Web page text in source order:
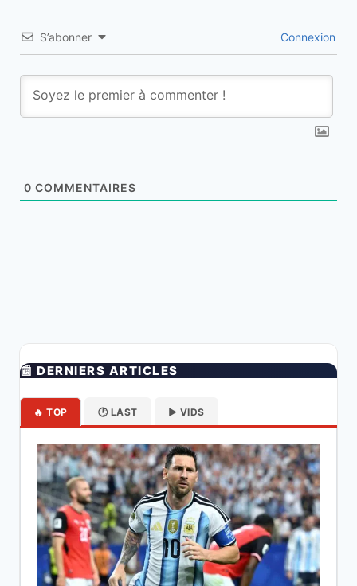
S’abonner Connexion
0 COMMENTAIRES
📰 DERNIERS ARTICLES
🔥 TOP 🕐 LAST ▶️ VIDS